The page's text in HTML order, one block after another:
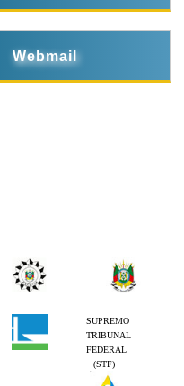
Webmail
SUPREMO
TRIBUNAL
FEDERAL
(STF)